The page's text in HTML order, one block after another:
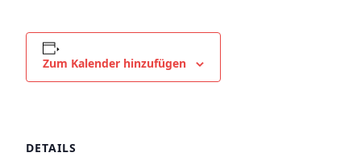
Zum Kalender hinzufügen
DETAILS